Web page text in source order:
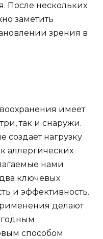
После нескольких
заметить
зрения в
имеет
так и снаружи.
создает нагрузку
аллергических
нами
ключевых
и эффективность.
делают
способом